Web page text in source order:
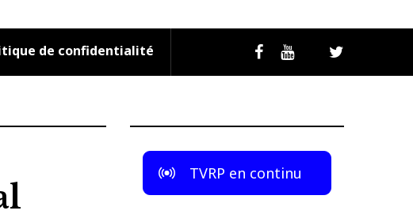
de confidentialité FacebookYoutube Livestream
Twitter
TVRP en continu